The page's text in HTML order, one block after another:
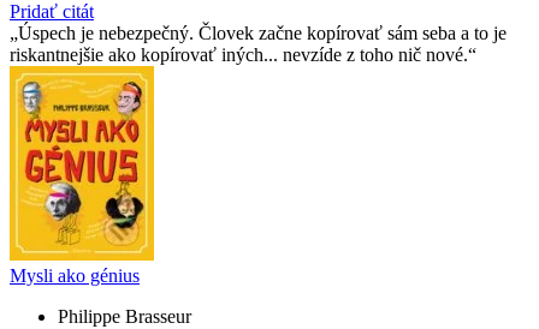
Pridať citát
Úspech je nebezpečný. Človek začne kopírovať sám seba a to je
riskantnejšie ako kopírovať iných... nevzíde z toho nič nové.
Mysli ako génius
Philippe Brasseur